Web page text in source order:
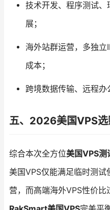
技术开发、程序测试
展；
海外站群运营，多独
成本；
跨境数据传输、远程办
五、2026美国VPS选
综合本次全方位美国VPS测
美国VPS仅能满足临时测
营，而高端海外VPS性价比